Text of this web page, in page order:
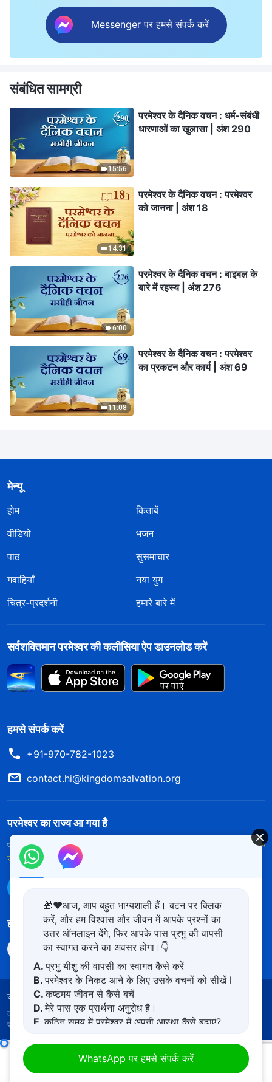
Messenger पर हमसे संपर्क करें
संबंधित सामग्री
15:56
परमेश्वर के दैनिक वचन : धर्म-संबंधी
धारणाओं का खुलासा | अंश 290
14:31
परमेश्वर के दैनिक वचन : परमेश्वर
को जानना | अंश 18
6:00
परमेश्वर के दैनिक वचन : बाइबल के
बारे में रहस्य | अंश 276
11:08
परमेश्वर के दैनिक वचन : परमेश्वर
का प्रकटन और कार्य | अंश 69
मेन्यू
होम
किताबें
वीडियो
भजन
पाठ
सुसमाचार
गवाहियाँ
नया युग
चित्र-प्रदर्शनी
हमारे बारे में
सर्वशक्तिमान परमेश्वर की कलीसिया ऐप डाउनलोड करें
हमसे संपर्क करें
+91-970-782-1023
contact.hi@kingdomsalvation.org
परमेश्वर का राज्य आ गया है
परमेश्वर का राज्य पृथ्वी पर आ गया है! क्या आप इसमें प्रवेश करना चाहते हैं?
और अधिक
जानें
हमारा अनुसरण करें
उपयोग की शर्तें गोपनीयता नीत साभार
कॉपीराइट © 2026 सर्वशक्तिमान परमेश्वर की कलीसिया।
सुरक्षित।
🎁❤️आज, आप बहुत भाग्यशाली हैं। बटन पर क्लिक
करें, और हम विश्वास और जीवन में आपके प्रश्नों का
उत्तर ऑनलाइन देंगे, फिर आपके पास प्रभु की वापसी
का स्वागत करने का अवसर होगा।👇
A.प्रभु यीशु की वापसी का स्वागत कैसे करें
B.परमेश्वर के निकट आने के लिए उसके वचनों को सीखें l
C.कष्टमय जीवन से कैसे बचें
D.मेरे पास एक प्रार्थना अनुरोध है।
E.कठिन समय में परमेश्वर में अपनी आस्था कैसे बढ़ाएं?
WhatsApp पर हमसे संपर्क करें
परमेश्वर के दैनिक वचन : देहधारण | अंश 112